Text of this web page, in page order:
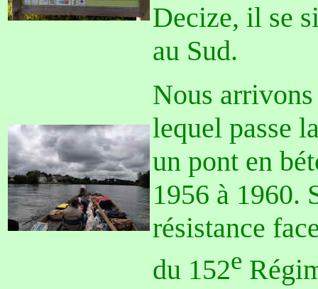
Decize, il se
au Sud.
Nous
lequel passe
un pont en
1956 à 1960.
résistance
du 152e